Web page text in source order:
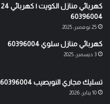
60396004
25 نوفمبر، 2025
كهربائي منازل سلوي 60396004
3 ديسمبر، 2025
تسليك مجاري النويصيب 60396004
10 يناير، 2026